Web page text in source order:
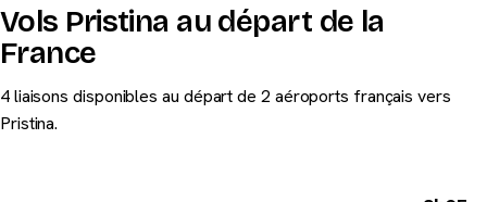
Vols Pristina au départ de la
France
4 liaisons disponibles au départ de 2 aéroports français vers
Pristina.